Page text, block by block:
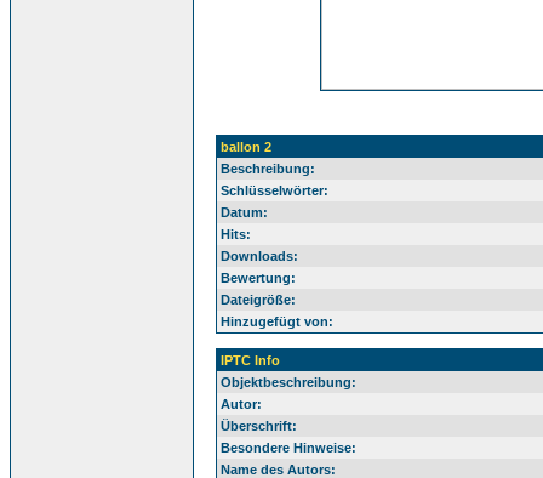
ballon 2
Beschreibung:
Schlüsselwörter:
Datum:
Hits:
Downloads:
Bewertung:
Dateigröße:
Hinzugefügt von:
IPTC Info
Objektbeschreibung:
Autor:
Überschrift:
Besondere Hinweise:
Name des Autors: